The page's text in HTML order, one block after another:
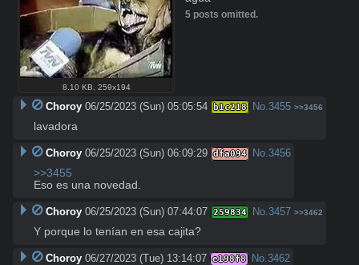
8.10 KB, 259x194
5 posts omitted.
Choroy 06/25/2023 (Sun) 05:05:54 b1c218 No. 3455 >>3456
lavadora
Choroy 06/25/2023 (Sun) 06:09:29 dfa094 No. 3456
>>3455
Eso es una novedad.
Choroy 06/25/2023 (Sun) 07:44:07 259834 No. 3457 >>3462
Y porque lo tenían en esa cajita?
Choroy 06/27/2023 (Tue) 13:14:07 e198f8 No. 3462